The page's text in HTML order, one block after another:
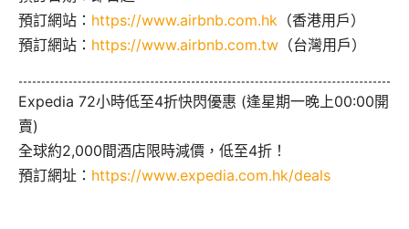
預訂網站： https://www.airbnb.com.hk （香港用戶）
預訂網站： https://www.airbnb.com.tw （台灣用戶）
Expedia 72小時低至4折快閃優惠 (逢星期一晚上00:00開
賣)
全球約2,000間酒店限時減價，低至4折！
預訂網址： https://www.expedia.com.hk/deals